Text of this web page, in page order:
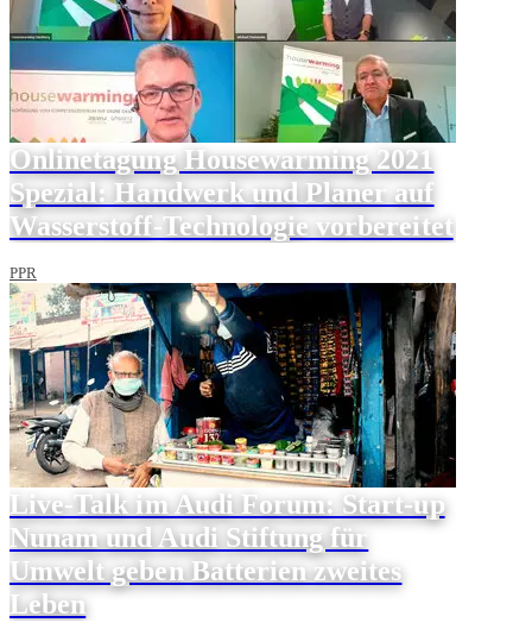
Onlinetagung Housewarming 2021
Spezial: Handwerk und Planer auf
Wasserstoff-Technologie vorbereitet
PPR
Live-Talk im Audi Forum: Start-up
Nunam und Audi Stiftung für
Umwelt geben Batterien zweites
Leben